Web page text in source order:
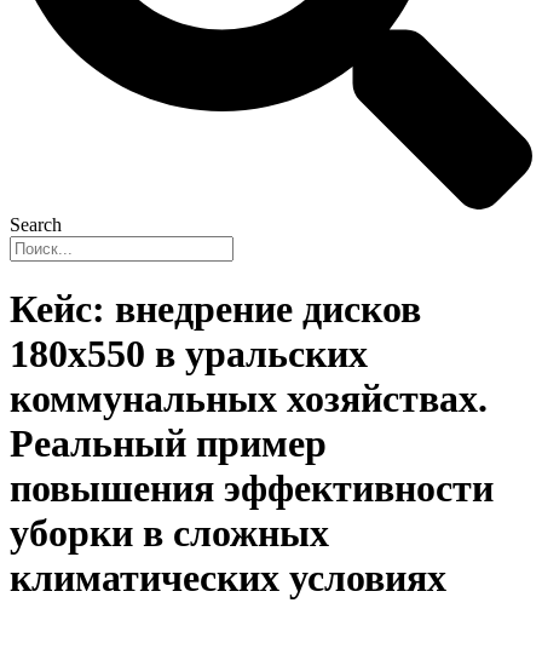
Search
Кейс: внедрение дисков
180х550 в уральских
коммунальных хозяйствах.
Реальный пример
повышения эффективности
уборки в сложных
климатических условиях